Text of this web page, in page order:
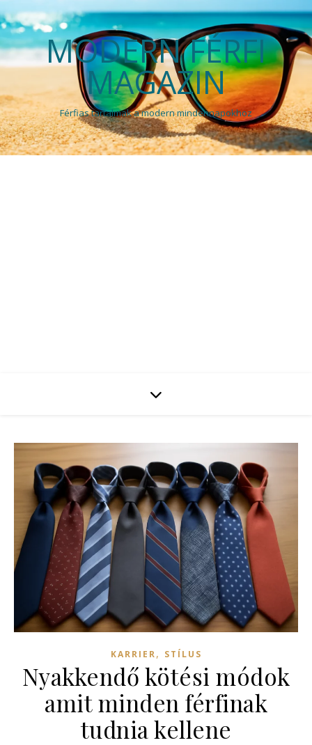
MODERN FÉRFI
MAGAZIN
Férfias tartalmak a modern mindennapokhoz
KARRIER, STÍLUS
Nyakkendő kötési módok
amit minden férfinak
tudnia kellene